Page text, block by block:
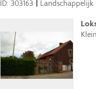
ID: 303163 Landschappelijk